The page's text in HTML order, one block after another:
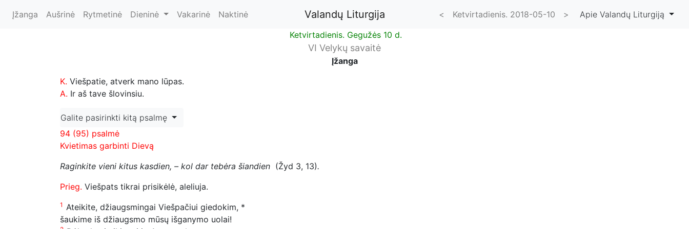
Įžanga Aušrinė Rytmetinė Dieninė Vakarinė Naktinė Valandų Liturgija < Ketvirtadienis. 2018-05-10 >
Apie Valandų Liturgiją
Ketvirtadienis. Gegužės 10 d.
VI Velykų savaitė
Įžanga
K. Viešpatie, atverk mano lūpas.
A. Ir aš tave šlovinsiu.
Galite pasirinkti kitą psalmę
94 (95) psalmė
Kvietimas garbinti Dievą
Raginkite vieni kitus kasdien, – kol dar tebėra šiandien (Žyd 3, 13).
Prieg. Viešpats tikrai prisikėlė, aleliuja.
1 Ateikite, džiaugsmingai Viešpačiui giedokim, *
šaukime iš džiaugsmo mūsų išganymo uolai!